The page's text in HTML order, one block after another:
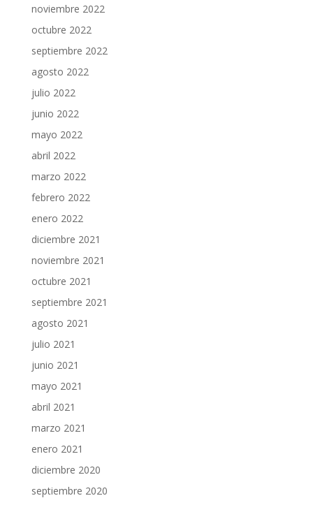
noviembre 2022
octubre 2022
septiembre 2022
agosto 2022
julio 2022
junio 2022
mayo 2022
abril 2022
marzo 2022
febrero 2022
enero 2022
diciembre 2021
noviembre 2021
octubre 2021
septiembre 2021
agosto 2021
julio 2021
junio 2021
mayo 2021
abril 2021
marzo 2021
enero 2021
diciembre 2020
septiembre 2020